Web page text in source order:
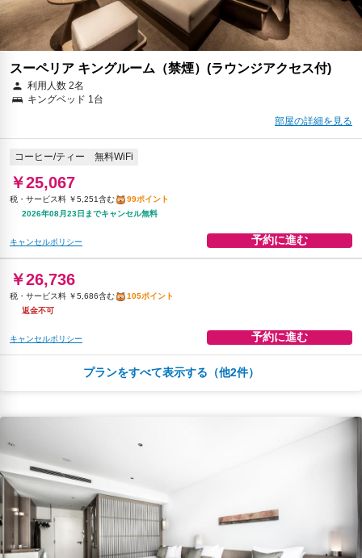
スーペリア キングルーム（禁煙）(ラウンジアクセス付)
利用人数 2名
キングベッド 1台
部屋の詳細を見る
コーヒー/ティー 無料WiFi
￥25,067
税・サービス料 ￥5,251含む
99ポイント
2026年08月23日までキャンセル無料
キャンセルポリシー 予約に進む
￥26,736
税・サービス料 ￥5,686含む
105ポイント
返金不可
キャンセルポリシー 予約に進む
コーヒー/ティー 無料WiFi
税・サービス料 ￥5,680含む
キャンセルポリシー
朝食 無料WiFi
￥28,899
税・サービス料 ￥6,146含む
113ポイント
返金不可
プランをすべて表示する（他2件）